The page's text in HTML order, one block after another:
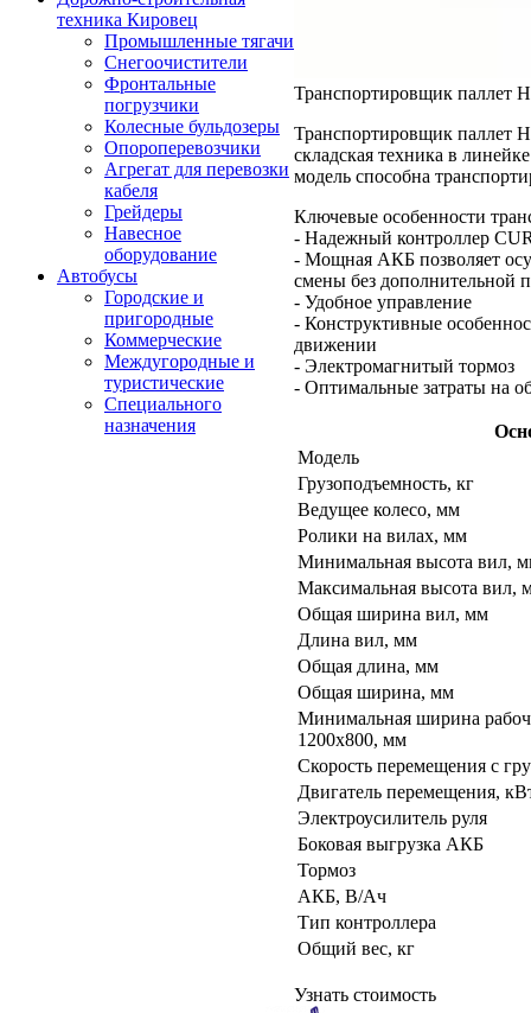
техника Кировец
Промышленные тягачи
Снегоочистители
Фронтальные
погрузчики
Колесные бульдозеры
Опороперевозчики
Агрегат для перевозки
кабеля
Грейдеры
Навесное
оборудование
Автобусы
Городские и
пригородные
Коммерческие
Междугородные и
туристические
Специального
назначения
Транспортировщик паллет
Транспортировщик паллет
складская техника в
модель способна
Ключевые особенности
- Надежный контроллер
- Мощная АКБ позволяет
смены без дополнительной
- Удобное управление
- Конструктивные
движении
- Электромагнитый тормоз
- Оптимальные затраты на
Модель
Грузоподъемность, кг
Ведущее колесо, мм
Ролики на вилах, мм
Минимальная высота вил,
Максимальная высота вил,
Общая ширина вил, мм
Длина вил, мм
Общая длина, мм
Общая ширина, мм
Минимальная ширина
1200х800, мм
Скорость перемещения с
Двигатель перемещения,
Электроусилитель руля
Боковая выгрузка АКБ
Тормоз
АКБ, В/Ач
Тип контроллера
Общий вес, кг
Узнать стоимость